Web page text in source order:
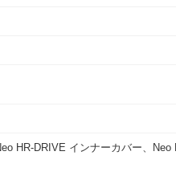
HR-DRIVE インナーカバー、Neo